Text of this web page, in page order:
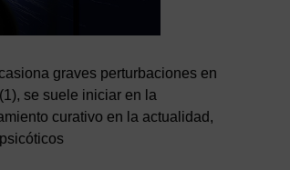
graves perturbaciones en
se suele iniciar en la
curativo en la actualidad,